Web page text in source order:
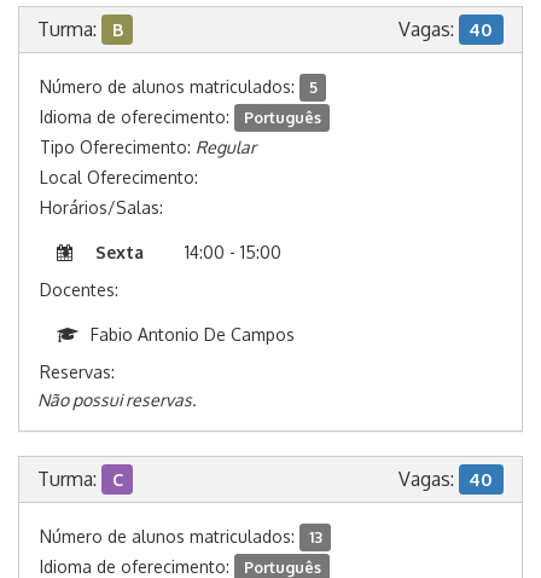
Turma: B Vagas: 40
Número de alunos matriculados: 5
Idioma de oferecimento: Português
Tipo Oferecimento: Regular
Local Oferecimento:
Horários/Salas:
Sexta
14:00 - 15:00
Docentes:
Fabio Antonio De Campos
Reservas:
Não possui reservas.
Turma: C Vagas: 40
Número de alunos matriculados: 13
Idioma de oferecimento: Português